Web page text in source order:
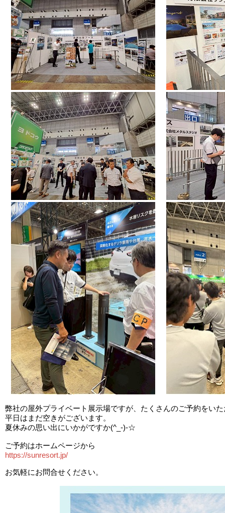
弊社の屋外プライベート展示場ですが、たくさんのご予約をい
平日はまだ空きがございます。
夏休みの思い出にいかがですか(^_-)-☆
ご予約はホームページから
https://sunresort.jp/
お気軽にお問合せください。